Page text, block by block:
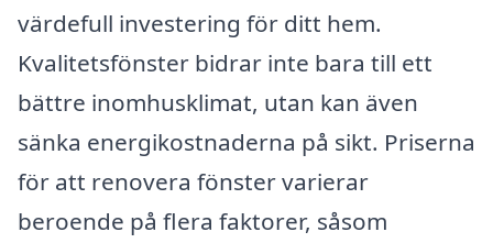
värdefull investering för ditt hem.
Kvalitetsfönster bidrar inte bara till ett
bättre inomhusklimat, utan kan även
sänka energikostnaderna på sikt. Priserna
för att renovera fönster varierar
beroende på flera faktorer, såsom